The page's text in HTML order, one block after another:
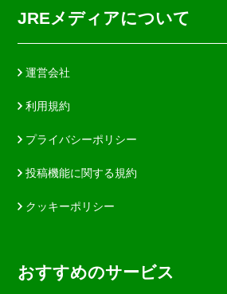
JREメディアについて
運営会社
利用規約
プライバシーポリシー
投稿機能に関する規約
クッキーポリシー
おすすめのサービス